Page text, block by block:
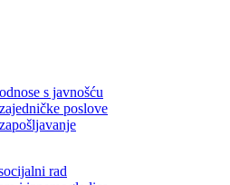
za finansije
s javnošću
poslove